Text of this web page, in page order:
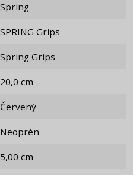
Spring
SPRING Grips
Spring Grips
20,0 cm
Červený
Neoprén
5,00 cm